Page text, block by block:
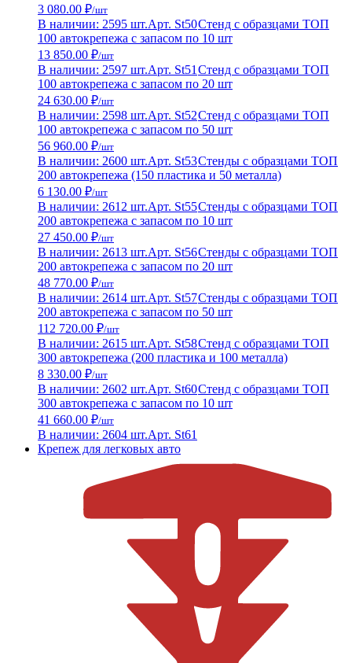
3 080.00 ₽/шт
В наличии: 2595 шт.Арт. St50Стенд с образцами ТОП
100 автокрепежа с запасом по 10 шт
13 850.00 ₽/шт
В наличии: 2597 шт.Арт. St51 Стенд с образцами ТОП
100 автокрепежа с запасом по 20 шт
24 630.00 ₽/шт
В наличии: 2598 шт.Арт. St52Стенд с образцами ТОП
100 автокрепежа с запасом по 50 шт
56 960.00 ₽/шт
В наличии: 2600 шт.Арт. St53Стенды с образцами ТОП
200 автокрепежа (150 пластика и 50 металла)
6 130.00 ₽/шт
В наличии: 2612 шт.Арт. St55Стенды с образцами ТОП
200 автокрепежа с запасом по 10 шт
27 450.00 ₽/шт
В наличии: 2613 шт.Арт. St56Стенды с образцами ТОП
200 автокрепежа с запасом по 20 шт
48 770.00 ₽/шт
В наличии: 2614 шт.Арт. St57Стенды с образцами ТОП
200 автокрепежа с запасом по 50 шт
112 720.00 ₽/шт
В наличии: 2615 шт.Арт. St58Стенд с образцами ТОП
300 автокрепежа (200 пластика и 100 металла)
8 330.00 ₽/шт
В наличии: 2602 шт.Арт. St60Стенд с образцами ТОП
300 автокрепежа с запасом по 10 шт
41 660.00 ₽/шт
В наличии: 2604 шт.Арт. St61
Крепеж для легковых авто